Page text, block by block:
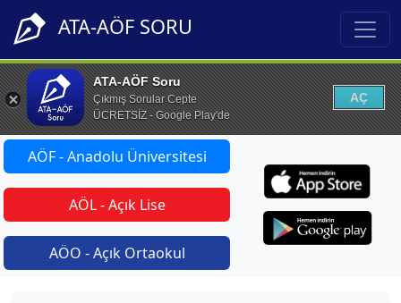
ATA-AÖF SORU
ATA-AÖF Soru
Çıkmış Sorular Cepte
ÜCRETSİZ - Google Play'de
AÇ
AÖF - Anadolu Üniversitesi
AÖL - Açık Lise
AÖO - Açık Ortaokul